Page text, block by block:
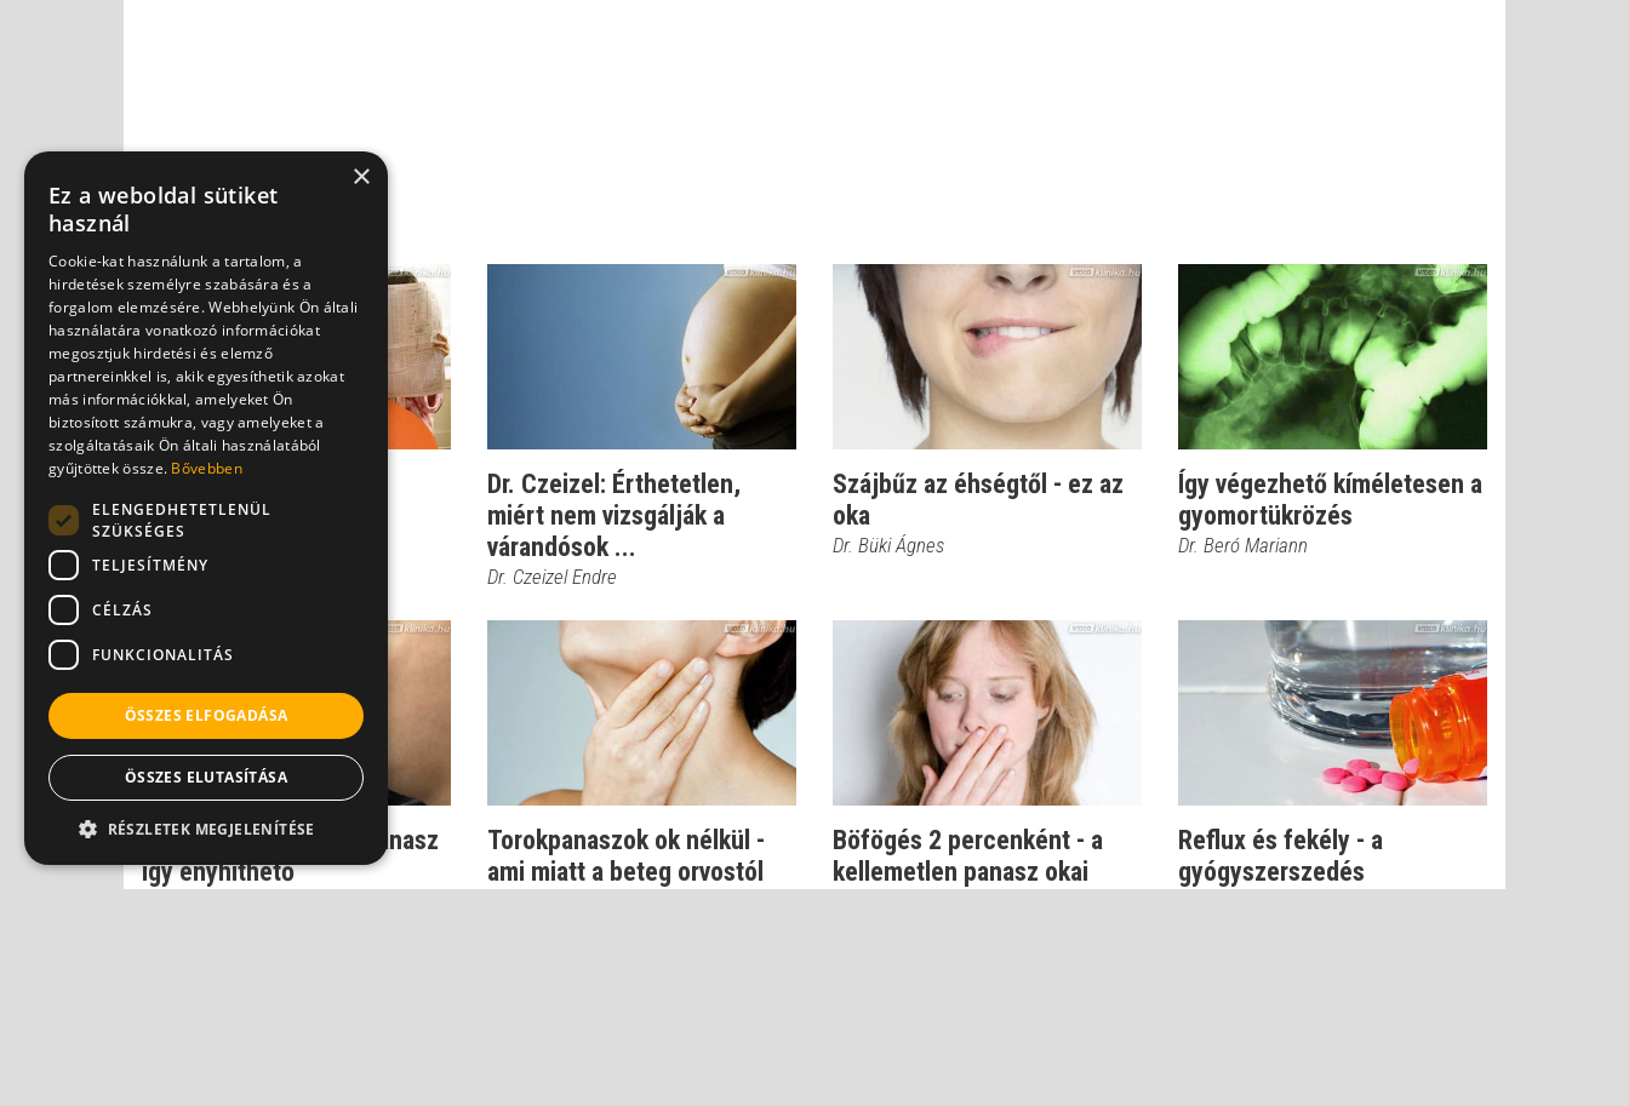
Reggeli - a reflux egyik
legjobb ellenszere
Dr. Czeizel: Érthetetlen,
miért nem vizsgálják a
várandósok ...
Dr. Czeizel Endre
Szájbűz az éhségtől - ez az
oka
Dr. Büki Ágnes
Így végezhető kíméletesen a
gyomortükrözés
Dr. Beró Mariann
Epés reflux - a kínzó panasz
így enyhíthető
Torokpanaszok ok nélkül -
ami miatt a beteg orvostól
Böfögés 2 percenként - a
kellemetlen panasz okai
Reflux és fekély - a
gyógyszerszedés
×
Ez a weboldal sütiket
használ
Cookie-kat használunk a tartalom, a
hirdetések személyre szabására és a
forgalom elemzésére. Webhelyünk Ön általi
használatára vonatkozó információkat
megosztjuk hirdetési és elemző
partnereinkkel is, akik egyesíthetik azokat
más információkkal, amelyeket Ön
biztosított számukra, vagy amelyeket a
szolgáltatásaik Ön általi használatából
gyűjtöttek össze. Bővebben
ELENGEDHETETLENÜL
SZÜKSÉGES
TELJESÍTMÉNY
CÉLZÁS
FUNKCIONALITÁS
ÖSSZES ELFOGADÁSA
ÖSSZES ELUTASÍTÁSA
RÉSZLETEK MEGJELENÍTÉSE